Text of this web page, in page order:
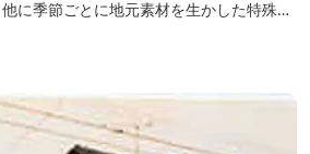
に季節ごとに地元素材を生かした特殊料